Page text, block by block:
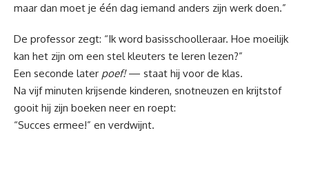
maar dan moet je één dag iemand anders zijn werk doen.”
De professor zegt: “Ik word basisschoolleraar. Hoe moeilijk
kan het zijn om een stel kleuters te leren lezen?”
Een seconde later poef!— staat hij voor de klas.
Na vijf minuten krijsende kinderen, snotneuzen en krijtstof
gooit hij zijn boeken neer en roept:
“Succes ermee!” en verdwijnt.